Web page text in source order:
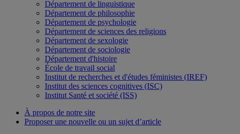
Département de linguistique
Département de philosophie
Département de psychologie
Département de sciences des religions
Département de sexologie
Département de sociologie
Département d'histoire
École de travail social
Institut de recherches et d'études féministes (IREF)
Institut des sciences cognitives (ISC)
Institut Santé et société (ISS)
À propos de notre site
Proposer une nouvelle ou un sujet d’article